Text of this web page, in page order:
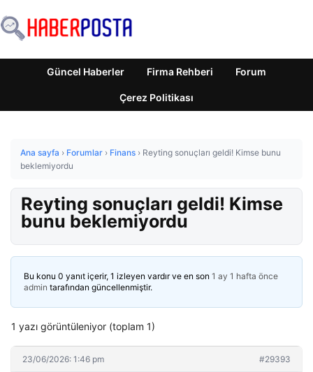
Güncel Haberler Firma Rehberi Forum
Çerez Politikası
Ana sayfa › Forumlar › Finans › Reyting sonuçları geldi! Kimse bunu
beklemiyordu
Reyting sonuçları geldi! Kimse
bunu beklemiyordu
Bu konu 0 yanıt içerir, 1 izleyen vardır ve en son 1 ay 1 hafta önce
admin tarafından güncellenmiştir.
1 yazı görüntüleniyor (toplam 1)
23/06/2026: 1:46 pm #29393